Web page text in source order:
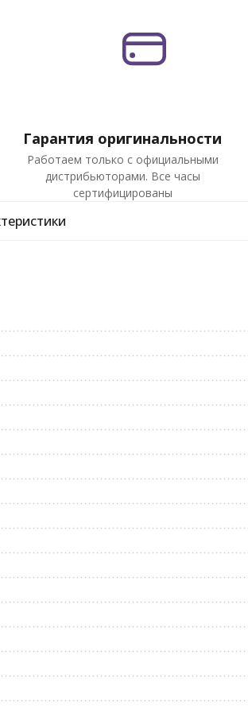
Гарантия оригинальности
Работаем только с официальными
дистрибьюторами. Все часы
сертифицированы